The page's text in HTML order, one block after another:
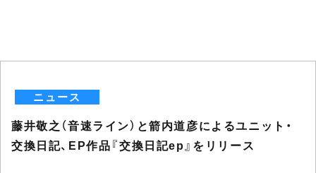
ニュース
藤井敬之（音速ライン）と箭内道彦によるユニット・
交換日記、EP作品『交換日記ep』をリリース